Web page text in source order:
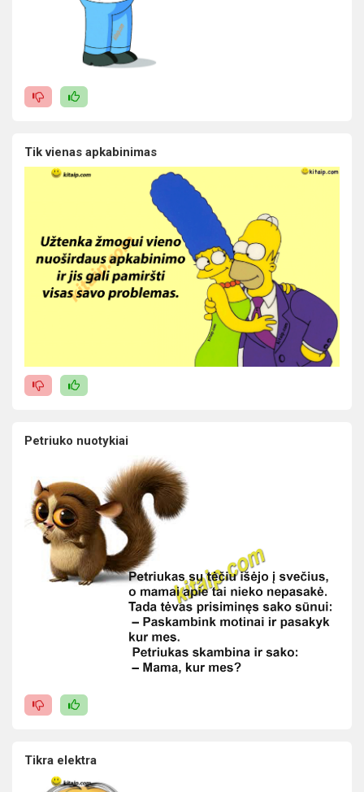
Tik vienas apkabinimas
Petriuko nuotykiai
Tikra elektra